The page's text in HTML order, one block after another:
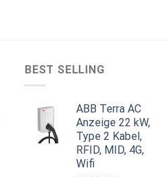
BEST SELLING
ABB Terra AC
Anzeige 22 kW,
Type 2 Kabel,
RFID, MID, 4G,
Wifi